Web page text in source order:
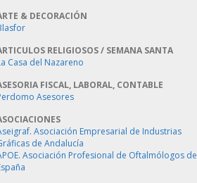
& DECORACIÓN
RELIGIOSOS / SEMANA SANTA
Casa del Nazareno
FISCAL, LABORAL, CONTABLE
Asesores
Asociación Empresarial de Industrias
de Andalucía
Asociación Profesional de Oftalmólogos de